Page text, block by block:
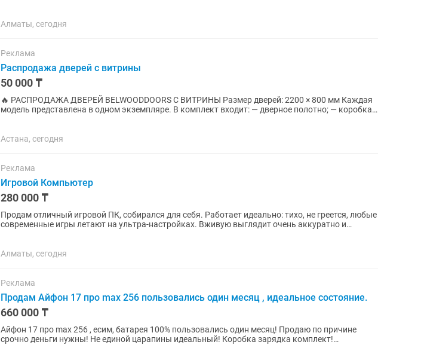
Алматы, сегодня
Реклама
Распродажа дверей с витрины
50 000 ₸
🔥 РАСПРОДАЖА ДВЕРЕЙ BELWOODDOORS С ВИТРИНЫ Размер дверей: 2200 × 800 мм Каждая
модель представлена в одном экземпляре. В комплект входит: — дверное полотно; — коробка
Астана, сегодня
Реклама
Игровой Компьютер
280 000 ₸
Продам отличный игровой ПК, собирался для себя. Работает идеально: тихо, не греется, любые
современные игры летают на ультра-настройках. Вживую выглядит очень аккуратно и
Алматы, сегодня
Реклама
Продам Айфон 17 про max 256 пользовались один месяц , идеальное состояние.
660 000 ₸
Айфон 17 про max 256 , есим, батарея 100% пользовались один месяц! Продаю по причине
срочно деньги нужны! Не единой царапины идеальный! Коробка зарядка комплект!